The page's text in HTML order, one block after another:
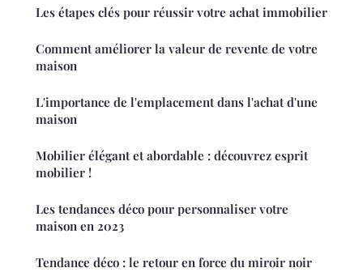
Les étapes clés pour réussir votre achat immobilier
Comment améliorer la valeur de revente de votre
maison
L'importance de l'emplacement dans l'achat d'une
maison
Mobilier élégant et abordable : découvrez esprit
mobilier !
Les tendances déco pour personnaliser votre
maison en 2023
Tendance déco : le retour en force du miroir noir